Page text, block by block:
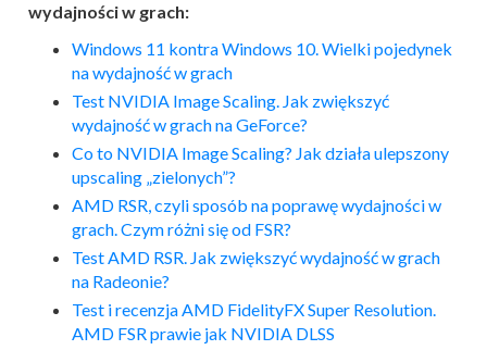
wydajności w grach:
Windows 11 kontra Windows 10. Wielki pojedynek
na wydajność w grach
Test NVIDIA Image Scaling. Jak zwiększyć
wydajność w grach na GeForce?
Co to NVIDIA Image Scaling? Jak działa ulepszony
upscaling „zielonych”?
AMD RSR, czyli sposób na poprawę wydajności w
grach. Czym różni się od FSR?
Test AMD RSR. Jak zwiększyć wydajność w grach
na Radeonie?
Test i recenzja AMD FidelityFX Super Resolution.
AMD FSR prawie jak NVIDIA DLSS